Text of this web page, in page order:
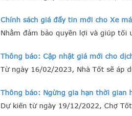
Chính sách giá đẩy tin mới cho Xe
Nhằm đảm bảo quyền lợi và giúp
Thông báo: Cập nhật giá mới cho
Từ ngày 16/02/2023, Nhà Tốt sẽ áp
Thông báo: Ngừng gia hạn thời
Dự kiến từ ngày 19/12/2022, Chợ